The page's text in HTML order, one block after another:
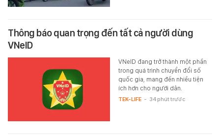
Thông báo quan trọng đến tất cả người dùng
VNeID
VNeID đang trở thành một phần
trong quá trình chuyển đổi số
quốc gia, mang đến nhiều tiện
ích hơn cho người dân.
TEK-LIFE - 34 phút trước